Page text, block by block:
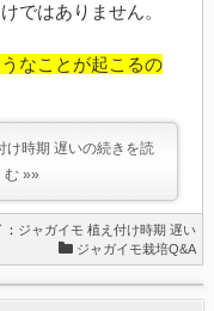
ではありません。
なことが起こるの
け時期 遅いの続きを読
む »»
ジャガイモ 植え付け時期 遅い
ジャガイモ栽培Q&A